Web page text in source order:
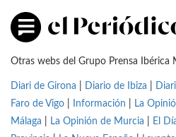
Otras webs del Grupo Prensa Ibérica
Diari de Girona Diario de Ibiza
Faro de Vigo
Información La
Málaga
La Opinión de Murcia El